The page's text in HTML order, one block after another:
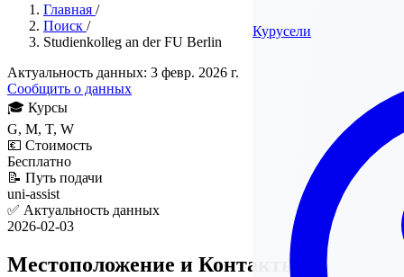
Курусели
Главная /
Поиск /
Studienkolleg an der FU Berlin
Актуальность данных: 3 февр. 2026 г.
Сообщить о данных
🎓 Курсы
G, M, T, W
💶 Стоимость
Бесплатно
📝 Путь подачи
uni-assist
✅ Актуальность данных
2026-02-03
Местоположение и Контакты